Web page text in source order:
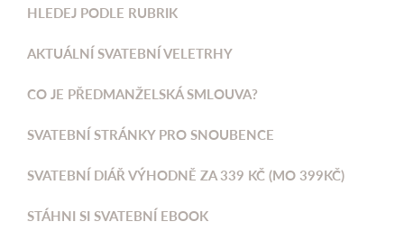
HLEDEJ PODLE RUBRIK
AKTUÁLNÍ SVATEBNÍ VELETRHY
CO JE PŘEDMANŽELSKÁ SMLOUVA?
SVATEBNÍ STRÁNKY PRO SNOUBENCE
SVATEBNÍ DIÁŘ VÝHODNĚ ZA 339 KČ (MO 399KČ)
STÁHNI SI SVATEBNÍ EBOOK